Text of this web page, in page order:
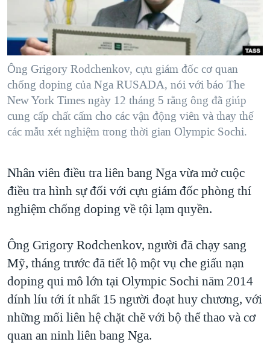
NGƯỜI VIỆT HẢI NGOẠI
ĐỜI SỐNG
KINH TẾ
KHOA HỌC
SỨC KHOẺ
VĂN HOÁ
HÀNH TRÌNH BẦU CỬ 2024
MỘT NĂM CHIẾN TRANH TẠI DẢI GAZA
GIẢI MÃ VÀNH ĐAI & CON ĐƯỜNG
NGÀY TỊ NẠN THẾ GIỚI
TRỊNH VĨNH BÌNH - NGƯỜI HẠ 'BÊN THẮNG CUỘC'
GROUND ZERO – XƯA VÀ NAY
CÁC GIÁ TRỊ CỘNG HÒA Ở VIỆT NAM
THƯỢNG ĐỈNH TRUMP-KIM TẠI VIỆT NAM
NGƯ DÂN VIỆT VÀ LÀN SÓNG TRỘM HẢI SÂM
BÊN KIA QUỐC LỘ: TIẾNG VỌNG TỪ NÔNG THÔN MỸ
QUAN HỆ VIỆT MỸ
NGHE
MẠNG XÃ HỘI
Ngôn ngữ khác
Ông Grigory Rodchenkov, cựu giám đốc cơ quan
chống doping của Nga RUSADA, nói với báo The
New York Times ngày 12 tháng 5 rằng ông đã giúp
cung cấp chất cấm cho các vận động viên và thay thế
các mẫu xét nghiệm trong thời gian Olympic Sochi.
Nhân viên điều tra liên bang Nga vừa mở cuộc
điều tra hình sự đối với cựu giám đốc phòng thí
nghiệm chống doping về tội lạm quyền.
Ông Grigory Rodchenkov, người đã chạy sang
Mỹ, tháng trước đã tiết lộ một vụ che giấu nạn
doping qui mô lớn tại Olympic Sochi năm 2014
dính líu tới ít nhất 15 người đoạt huy chương, với
những mối liên hệ chặt chẽ với bộ thể thao và cơ
quan an ninh liên bang Nga.